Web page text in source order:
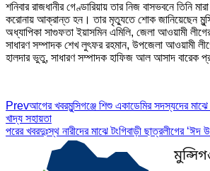
শনিবার রাজধানীর গেণ্ডারিয়ায় তার নিজ বাসভবনে তিনি
করোনায় আক্রান্ত হন। তার মৃত্যুতে শোক জানিয়েছেন
অধ্যাপিকা সাগুফতা ইয়াসমিন এমিলি, জেলা আওয়ামী
সাধারণ সম্পাদক শেখ লুৎফর রহমান, উপজেলা আওয়ামী
হালদার ভুতু, সাধারণ সম্পাদক হাফিজ আল আসাদ বারেক
Prevআগের খবরমুন্সিগঞ্জে শিশু একাডেমির সদস্যদের
খাদ্য সহায়তা
পরের খবরদুঃস্থ নারীদের মাঝে টংগিবাড়ী ছাত্রলীগের ‘ঈদ